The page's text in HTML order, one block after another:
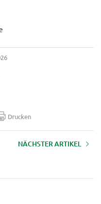
Drucken
NÄCHSTER ARTIKEL